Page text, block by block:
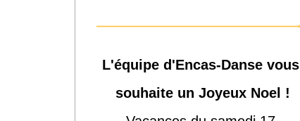
L'équipe d'Encas-Danse vous
souhaite un Joyeux Noel !